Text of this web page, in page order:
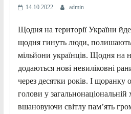
14.10.2022 admin
Щодня на території України
щодня гинуть люди, полишають
мільйони українців. Щодня на
додаються нові невиліковні
через десятки років. І
голови у
вшановуючи світлу пам’ять